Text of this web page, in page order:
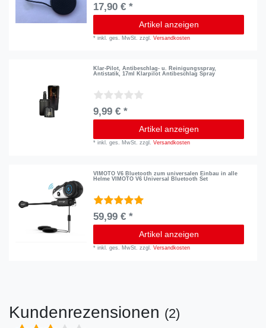
17,90 € *
Artikel anzeigen
*inkl. ges. MwSt. zzgl.Versandkosten
Klar-Pilot, Antibeschlag- u. Reinigungsspray,
Antistatik, 17ml Klarpilot Antibeschlag Spray
9,99 € *
Artikel anzeigen
*inkl. ges. MwSt. zzgl.Versandkosten
VIMOTO V6 Bluetooth zum universalen Einbau in alle
Helme VIMOTO V6 Universal Bluetooth Set
59,99 € *
Artikel anzeigen
*inkl. ges. MwSt. zzgl.Versandkosten
Kundenrezensionen (2)